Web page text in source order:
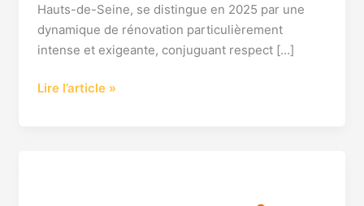
Hauts-de-Seine, se distingue en 2025 par une
dynamique de rénovation particulièrement
intense et exigeante, conjuguant respect […]
Lire l’article »